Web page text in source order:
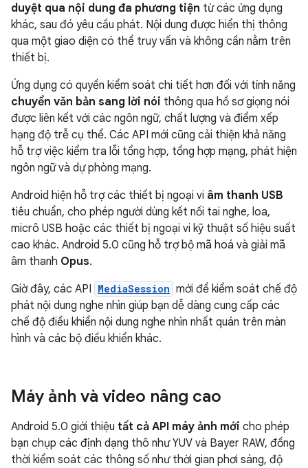
duyệt qua nội dung đa phương tiện từ các ứng dụng
khác, sau đó yêu cầu phát. Nội dung được hiển thị thông
qua một giao diện có thể truy vấn và không cần nằm trên
thiết bị.
Ứng dụng có quyền kiểm soát chi tiết hơn đối với tính năng
chuyển văn bản sang lời nói thông qua hồ sơ giọng nói
được liên kết với các ngôn ngữ, chất lượng và điểm xếp
hạng độ trễ cụ thể. Các API mới cũng cải thiện khả năng
hỗ trợ việc kiểm tra lỗi tổng hợp, tổng hợp mạng, phát hiện
ngôn ngữ và dự phòng mạng.
Android hiện hỗ trợ các thiết bị ngoại vi âm thanh USB
tiêu chuẩn, cho phép người dùng kết nối tai nghe, loa,
micrô USB hoặc các thiết bị ngoại vi kỹ thuật số hiệu suất
cao khác. Android 5.0 cũng hỗ trợ bộ mã hoá và giải mã
âm thanh Opus.
Giờ đây, các API MediaSession mới để kiểm soát chế độ
phát nội dung nghe nhìn giúp bạn dễ dàng cung cấp các
chế độ điều khiển nội dung nghe nhìn nhất quán trên màn
hình và các bộ điều khiển khác.
Máy ảnh và video nâng cao
Android 5.0 giới thiệu tất cả API máy ảnh mới cho phép
bạn chụp các định dạng thô như YUV và Bayer RAW, đồng
thời kiểm soát các thông số như thời gian phơi sáng, độ